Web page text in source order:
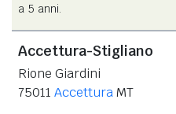
a 5 anni.
Accettura-Stigliano
Rione Giardini
75011 AccetturaMT